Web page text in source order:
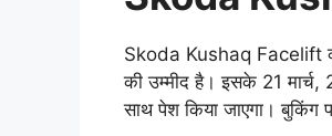
Skoda Kushaq Facelift
की उम्मीद है। इसके 21
साथ पेश किया जाएगा।